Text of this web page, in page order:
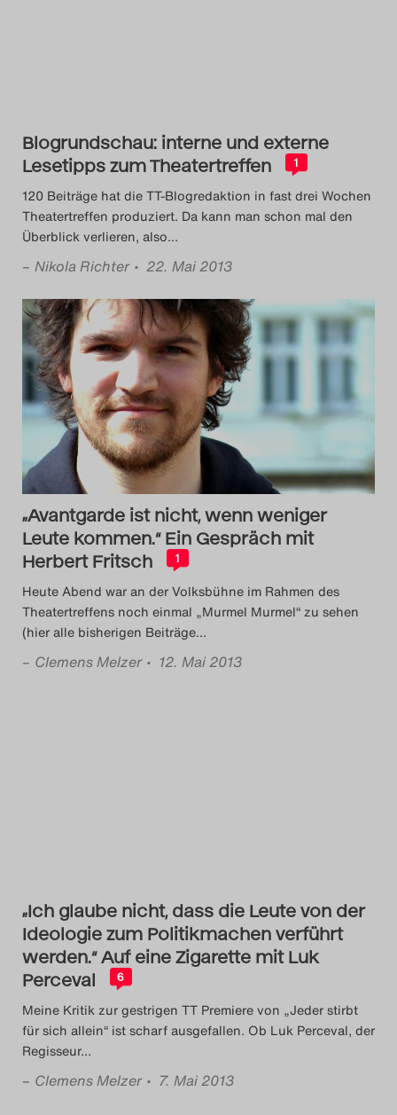
2015
Das Theatertreffen-Blog
2016
Das Theatertreffen-Blog
2017
Das Theatertreffen-Blog
2018
Das Theatertreffen-Blog
2018 Alumni
Das Theatertreffen-Blog
2019
Das Theatertreffen-Blog
2020
Das Theatertreffen-Blog
Das Theatertreffen-Blog
2024
Das Theatertreffen-Blog
2025
Das Theatertreffen-Blog
Archiv
Blogrundschau: interne und externe
Lesetipps zum Theatertreffen
1
120 Beiträge hat die TT-Blogredaktion in fast drei Wochen
Theatertreffen produziert. Da kann man schon mal den
Überblick verlieren, also…
– Nikola Richter • 22. Mai 2013
„Avantgarde ist nicht, wenn weniger
Leute kommen.“ Ein Gespräch mit
Herbert Fritsch
1
Heute Abend war an der Volksbühne im Rahmen des
Theatertreffens noch einmal „Murmel Murmel“ zu sehen
(hier alle bisherigen Beiträge…
– Clemens Melzer • 12. Mai 2013
„Ich glaube nicht, dass die Leute von der
Ideologie zum Politikmachen verführt
werden.“ Auf eine Zigarette mit Luk
Perceval
6
Meine Kritik zur gestrigen TT Premiere von „Jeder stirbt
für sich allein“ ist scharf ausgefallen. Ob Luk Perceval, der
Regisseur…
– Clemens Melzer • 7. Mai 2013